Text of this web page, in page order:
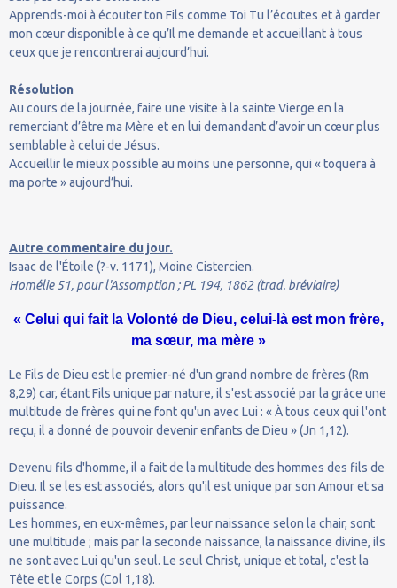
Apprends-moi à écouter ton Fils comme Toi Tu l’écoutes et à garder
mon cœur disponible à ce qu’Il me demande et accueillant à tous
ceux que je rencontrerai aujourd’hui.
Résolution
Au cours de la journée, faire une visite à la sainte Vierge en la
remerciant d’être ma Mère et en lui demandant d’avoir un cœur plus
semblable à celui de Jésus.
Accueillir le mieux possible au moins une personne, qui « toquera à
ma porte » aujourd’hui.
Autre commentaire du jour.
Isaac de l'Étoile (?-v. 1171), Moine Cistercien.
Homélie 51, pour l'Assomption ; PL 194, 1862 (trad. bréviaire)
« Celui qui fait la Volonté de Dieu, celui-là est mon frère,
ma sœur, ma mère »
Le Fils de Dieu est le premier-né d'un grand nombre de frères (Rm
8,29) car, étant Fils unique par nature, il s'est associé par la grâce une
multitude de frères qui ne font qu'un avec Lui : « À tous ceux qui l'ont
reçu, il a donné de pouvoir devenir enfants de Dieu » (Jn 1,12).
Devenu fils d'homme, il a fait de la multitude des hommes des fils de
Dieu. Il se les est associés, alors qu'il est unique par son Amour et sa
puissance.
Les hommes, en eux-mêmes, par leur naissance selon la chair, sont
une multitude ; mais par la seconde naissance, la naissance divine, ils
ne sont avec Lui qu'un seul. Le seul Christ, unique et total, c'est la
Tête et le Corps (Col 1,18).